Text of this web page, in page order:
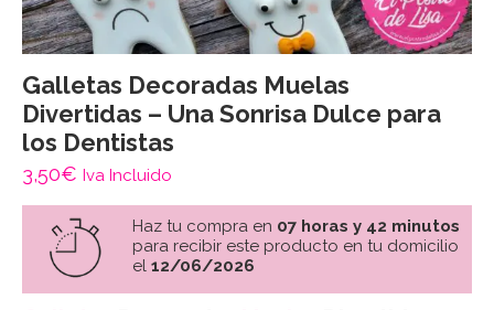
Galletas Decoradas Muelas
Divertidas – Una Sonrisa Dulce para
los Dentistas
3,50€ Iva Incluido
Haz tu compra en 07 horas y 42 minutos
para recibir este producto en tu domicilio
el 12/06/2026